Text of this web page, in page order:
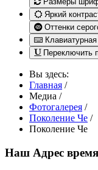
Яркий
Оттенки
Переключить
Вы здесь:
Главная /
Медиа /
Фотогалерея /
Поколение Че /
Поколение Че
Наш Адрес